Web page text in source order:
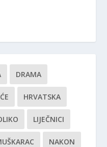
DRAMA
HRVATSKA
LIJEČNICI
NAKON